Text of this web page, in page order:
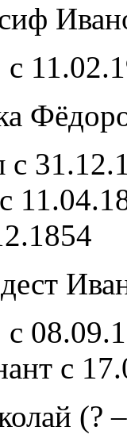
с
с
с
с
(?